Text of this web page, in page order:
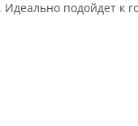
подойдет к